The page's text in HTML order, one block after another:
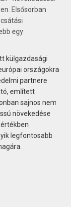
Elsősorban
egy
külgazdasági
országokra
partnere
említett
sajnos nem
növekedése
legfontosabb